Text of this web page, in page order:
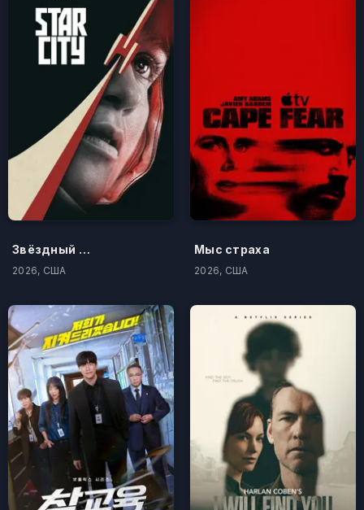
Звёздный городок
2026, США
Мыс страха
2026, США